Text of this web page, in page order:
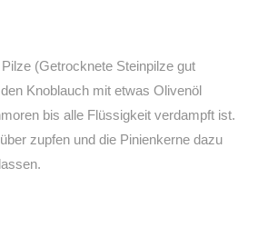
(Getrocknete Steinpilze gut
Knoblauch mit etwas Olivenöl
bis alle Flüssigkeit verdampft ist.
zupfen und die Pinienkerne dazu